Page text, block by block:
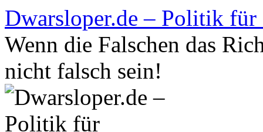
Zum
Inhalt
springen
Dwarsloper.de – Politik für
Wenn die Falschen das
nicht falsch sein!